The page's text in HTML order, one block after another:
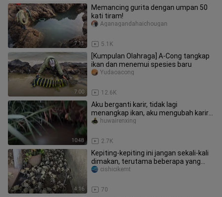
7:13
Memancing gurita dengan umpan 50
kati tiram!
5.1K
Aganagandahaichougan
7:00
[Kumpulan Olahraga] A-Cong tangkap
ikan dan menemui spesies baru
12.6K
Yudaoacong
10:48
Aku berganti karir, tidak lagi
menangkap ikan, aku mengubah karir
menjadi menangkap orang😠
2.7K
huwairenxing
4:16
Kepiting-kepiting ini jangan sekali-kali
dimakan, terutama beberapa yang
terakhir!
70
cishicikemt